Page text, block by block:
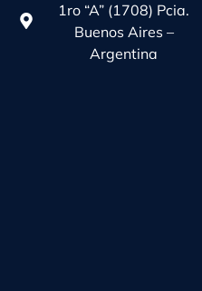
1ro “A” (1708) Pcia.
Buenos Aires –
Argentina